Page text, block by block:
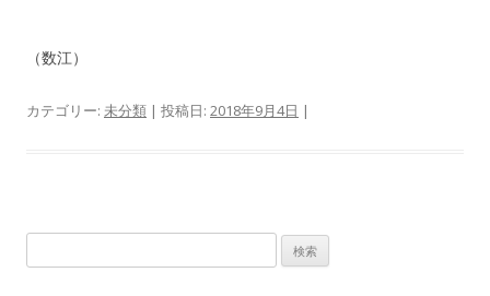
（数江）
カテゴリー: 未分類 | 投稿日: 2018年9月4日 |
索